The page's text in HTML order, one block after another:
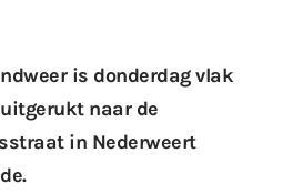
is donderdag vlak
naar de
in Nederweert